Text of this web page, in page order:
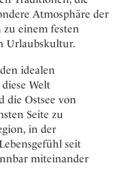
Atmosphäre der
zu einem festen
Urlaubskultur.
idealen
Welt
die Ostsee von
Seite zu
in der
seit
miteinander